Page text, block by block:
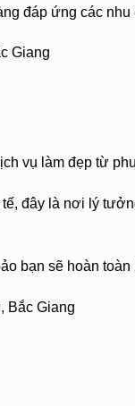
đáp ứng các nhu
Giang
vụ làm đẹp từ
đây là nơi lý
bạn sẽ hoàn toàn
Bắc Giang